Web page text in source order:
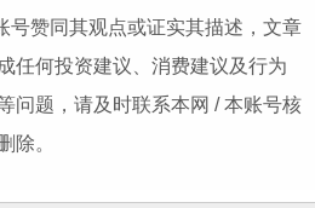
号赞同其观点或证实其描述，文章
任何投资建议、消费建议及行为
问题，请及时联系本网 / 本账号核
除。